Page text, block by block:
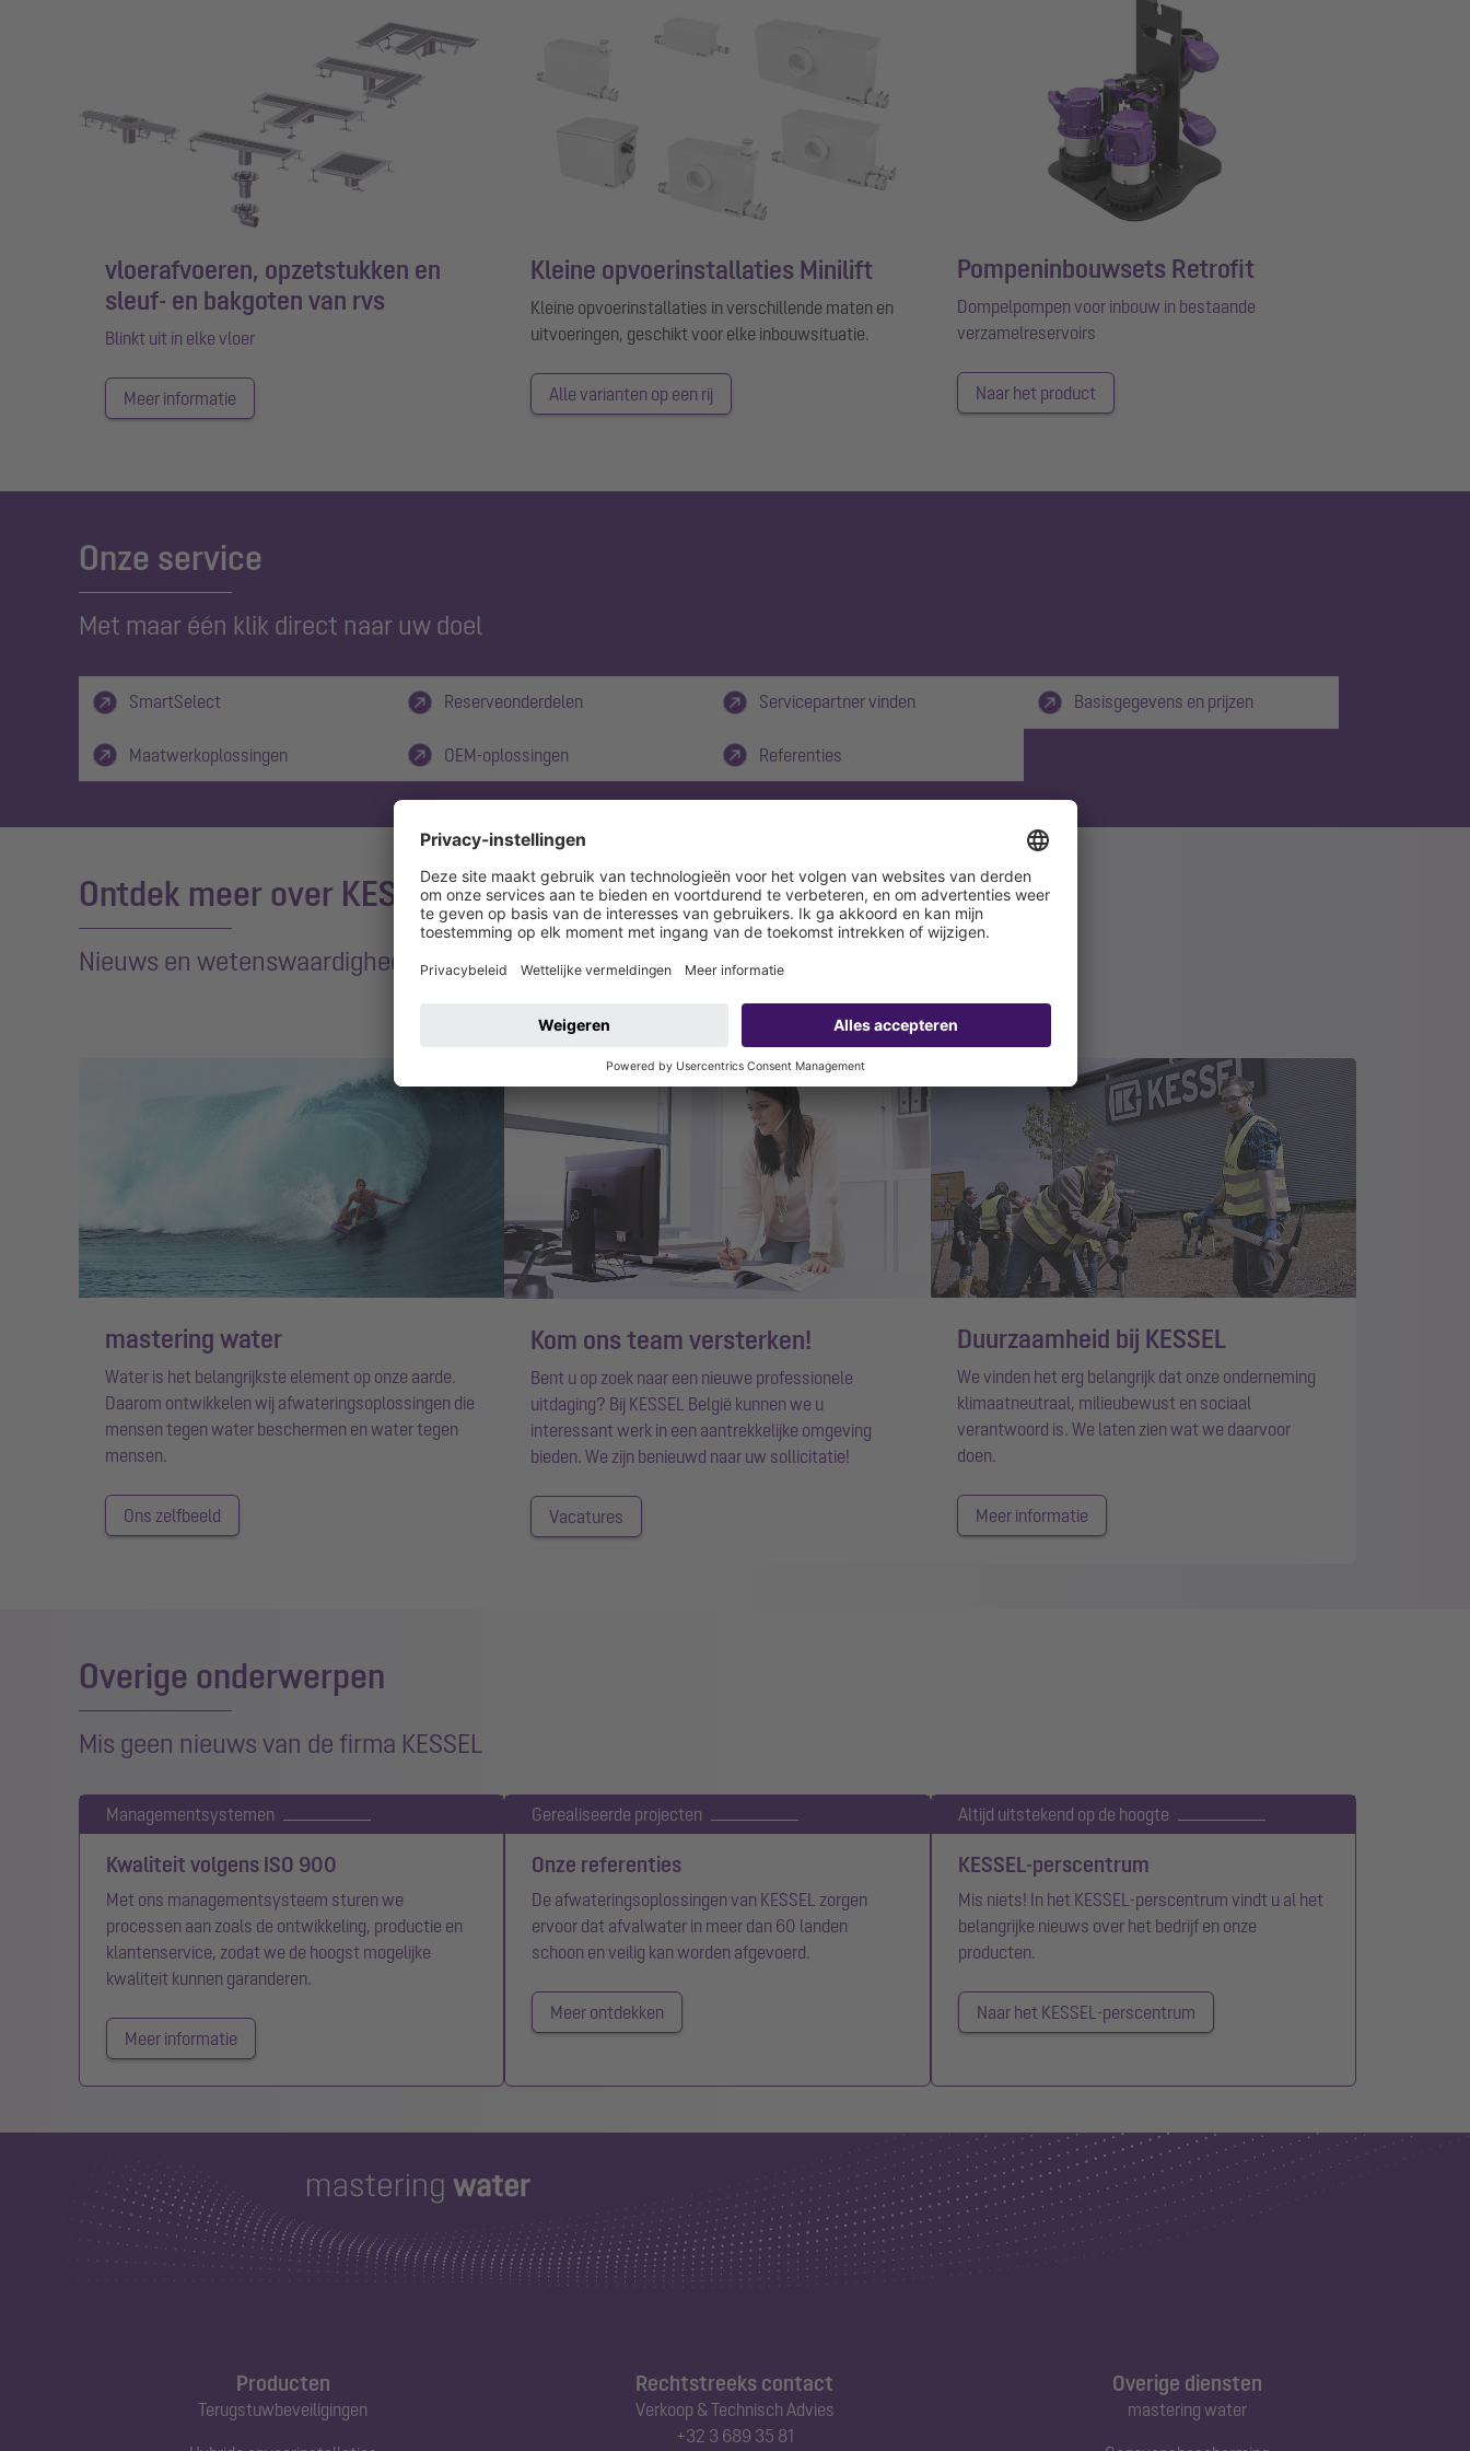
vloerafvoeren, opzetstukken en
sleuf- en bakgoten van rvs
Blinkt uit in elke vloer
Meer informatie
Kleine opvoerinstallaties Minilift
Kleine opvoerinstallaties in verschillende maten en
uitvoeringen, geschikt voor elke inbouwsituatie.
Alle varianten op een rij
Pompeninbouwsets Retrofit
Dompelpompen voor inbouw in bestaande
verzamelreservoirs
Naar het product
Onze service
Met maar één klik direct naar uw doel
SmartSelect Reserveonderdelen Servicepartner vinden Basisgegevens en prijzen
Maatwerkoplossingen OEM-oplossingen Referenties
Ontdek meer over KESSEL
Nieuws en wetenswaardigheden in een overzicht
mastering water
Water is het belangrijkste element op onze aarde.
Daarom ontwikkelen wij afwateringsoplossingen die
mensen tegen water beschermen en water tegen
mensen.
Ons zelfbeeld
Kom ons team versterken!
Bent u op zoek naar een nieuwe professionele
uitdaging? Bij KESSEL België kunnen we u
interessant werk in een aantrekkelijke omgeving
bieden. We zijn benieuwd naar uw sollicitatie!
Vacatures
Duurzaamheid bij KESSEL
We vinden het erg belangrijk dat onze onderneming
klimaatneutraal, milieubewust en sociaal
verantwoord is. We laten zien wat we daarvoor
doen.
Meer informatie
Overige onderwerpen
Mis geen nieuws van de firma KESSEL
Managementsystemen
Kwaliteit volgens ISO 900
Met ons managementsysteem sturen we
processen aan zoals de ontwikkeling, productie en
klantenservice, zodat we de hoogst mogelijke
kwaliteit kunnen garanderen.
Meer informatie
Gerealiseerde projecten
Onze referenties
De afwateringsoplossingen van KESSEL zorgen
ervoor dat afvalwater in meer dan 60 landen
schoon en veilig kan worden afgevoerd.
Meer ontdekken
Altijd uitstekend op de hoogte
KESSEL-perscentrum
Mis niets! In het KESSEL-perscentrum vindt u al het
belangrijke nieuws over het bedrijf en onze
producten.
Naar het KESSEL-perscentrum
Producten
Terugstuwbeveiligingen
Rechtstreeks contact
Verkoop & Technisch Advies
+32 3 689 35 81
Overige diensten
mastering water